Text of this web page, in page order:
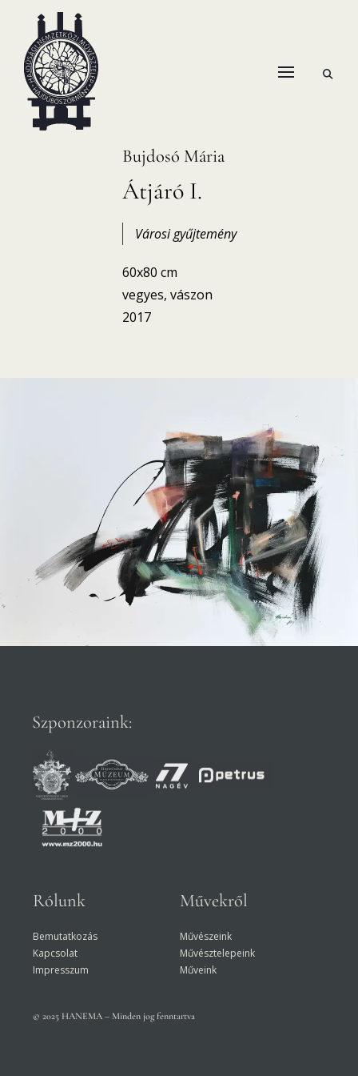
content
HANEMA – Hajdúsági Nemzetközi Művésztelep
open
Bujdosó Mária
Átjáró I.
Városi gyűjtemény
60x80 cm
vegyes, vászon
2017
Szponzoraink:
Rólunk
Bemutatkozás
Kapcsolat
Impresszum
Művekről
Művészeink
Művésztelepeink
Műveink
© 2025 HANEMA – Minden jog fenntartva